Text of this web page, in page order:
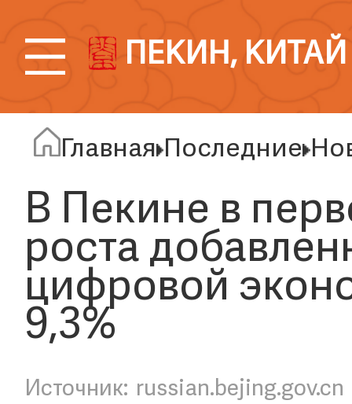
ПЕКИН, КИТАЙ
Главная Последние
В Пекине в
роста
цифровой
9,3%
russian.bejing.gov.cn